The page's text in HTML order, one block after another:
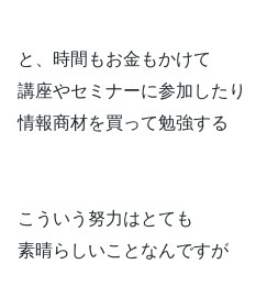
と、時間もお金もかけて
講座やセミナーに参加したり
情報商材を買って勉強する
こういう努力はとても
素晴らしいことなんですが